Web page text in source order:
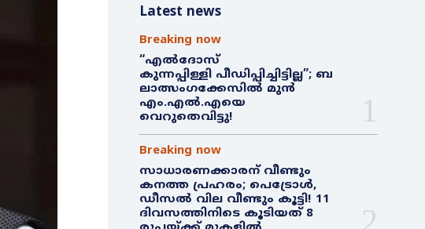
Latest news
Breaking now
“എൽദോസ്
കുന്നപ്പിള്ളി പീഡിപ്പിച്ചിട്ടില്ല”; ബ
ലാത്സംഗക്കേസിൽ മുൻ
എം.എൽ.എയെ
വെറുതെവിട്ടു!
Breaking now
സാധാരണക്കാരന് വീണ്ടും
കനത്ത പ്രഹരം; പെട്രോൾ,
ഡീസൽ വില വീണ്ടും കൂട്ടി! 11
ദിവസത്തിനിടെ കൂടിയത് 8